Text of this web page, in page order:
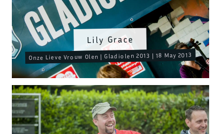
Lily Grace
Onze Lieve Vrouw Olen | Gladiolen 2013 | 18 May 2013